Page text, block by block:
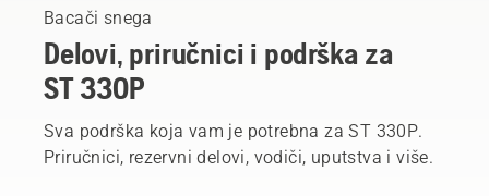
Bacači snega
Delovi, priručnici i podrška za
ST 330P
Sva podrška koja vam je potrebna za ST 330P.
Priručnici, rezervni delovi, vodiči, uputstva i više.